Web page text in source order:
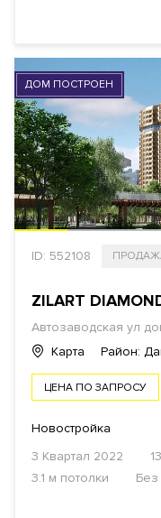
ДОМ ПОСТРОЕН
ID: 552108
ZILART
Автозаводская ул
Карта
Район:
ЦЕНА ПО ЗАПРОСУ
Новостройка
3 Квартал 2022
3.1 м потолки
Без